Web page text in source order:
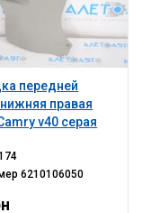
передней
правая
v40 серая
6210106050